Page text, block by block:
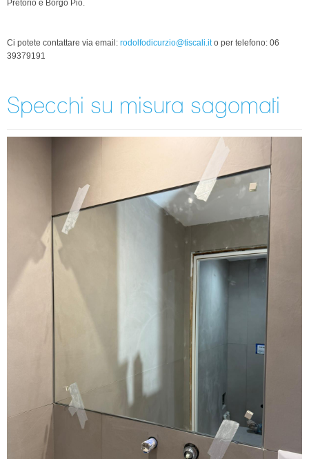
Pretorio e Borgo Pio.
Ci potete contattare via email: rodolfodicurzio@tiscali.ito per telefono: 06
39379191
Specchi su misura sagomati